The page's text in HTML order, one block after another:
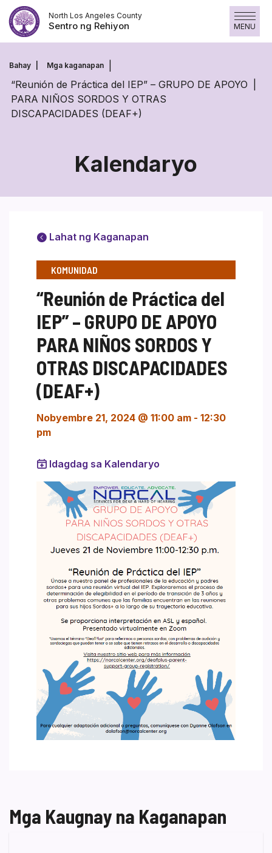
Laktawan
ang
nilalaman
North Los Angeles County
Sentro ng Rehiyon MENU
Bahay Mga kaganapan
“Reunión de Práctica del IEP” – GRUPO DE APOYO
PARA NIÑOS SORDOS Y OTRAS
DISCAPACIDADES (DEAF+)
Kalendaryo
Lahat ng Kaganapan
KOMUNIDAD
“Reunión de Práctica del
IEP” – GRUPO DE APOYO
PARA NIÑOS SORDOS Y
OTRAS DISCAPACIDADES
(DEAF+)
Nobyembre 21, 2024 @ 11:00 am - 12:30
pm
Idagdag sa Kalendaryo
Mga Kaugnay na Kaganapan